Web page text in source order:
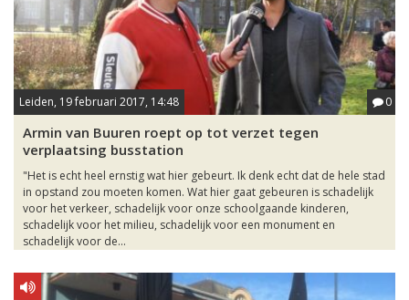
Leiden, 19 februari 2017, 14:48 0
Armin van Buuren roept op tot verzet tegen
verplaatsing busstation
"Het is echt heel ernstig wat hier gebeurt. Ik denk echt dat de hele stad
in opstand zou moeten komen. Wat hier gaat gebeuren is schadelijk
voor het verkeer, schadelijk voor onze schoolgaande kinderen,
schadelijk voor het milieu, schadelijk voor een monument en
schadelijk voor de...